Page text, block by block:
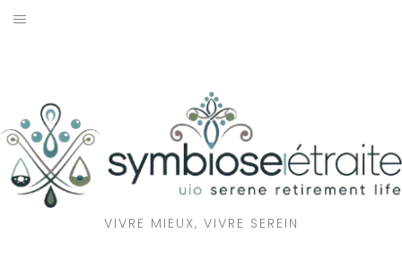
Aller
VIVRE MIEUX, VIVRE SEREIN
SANTÉ
MAISON